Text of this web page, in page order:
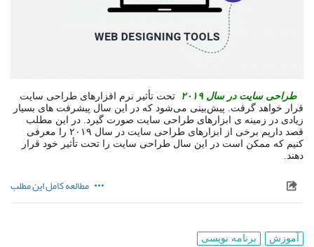
طراحی سایت در سال ۲۰۱۹
تحت تأثیر نرم افزارهای طراحی سایت
قرار خواهد گرفت. پیش‌بینی می‌شود که در این سال پیشرفت های بسیار
زیادی در زمینه ی ابزارهای طراحی سایت صورت گیرد. در این مطلب
قصد داریم برخی از ابزارهای طراحی سایت در سال ۲۰۱۹ را معرفی
کنیم که ممکن است در این سال طراحی سایت را تحت تأثیر خود قرار
دهند.
مطالعه کامل این مطلب
آموزش برنامه نویسی